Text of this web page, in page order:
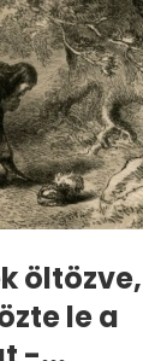
öltözve,
le a